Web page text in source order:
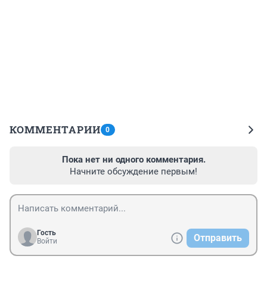
КОММЕНТАРИИ 0
Пока нет ни одного комментария.
Начните обсуждение первым!
Гость
Войти
Отправить